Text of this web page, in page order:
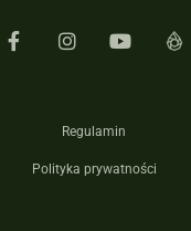
Regulamin
Polityka prywatności